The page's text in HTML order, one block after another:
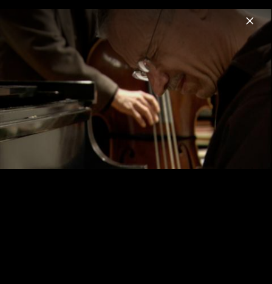
Menu
Keith Jarrett
Home News Musik Videos Fotos
Keith Jarrett on ECM